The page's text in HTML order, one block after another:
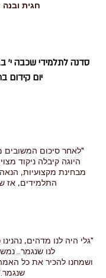
חגית ובנה
סדנה לתלמידי שכבה י'
יום קידום
"לאחר סיכום
היוגה קיבלה ניקוד
מבחינת מקצועיות, הנאה
התלמידים, אז
"גלי היה לנו מדהים,
לנו שנגמר..
ושמחנו להכיר את כל